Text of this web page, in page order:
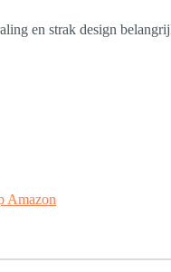
en strak design
Amazon